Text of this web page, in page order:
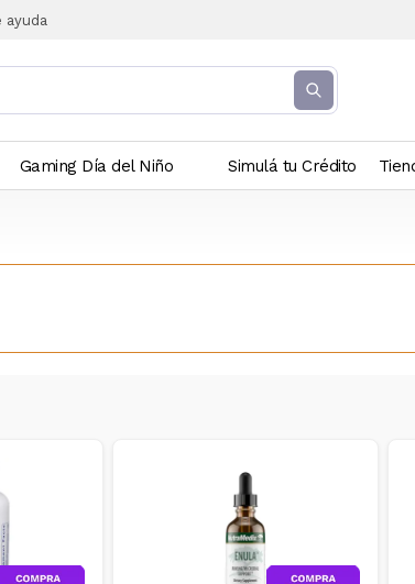
ayuda
Gaming Día del Niño Simulá tu Crédito